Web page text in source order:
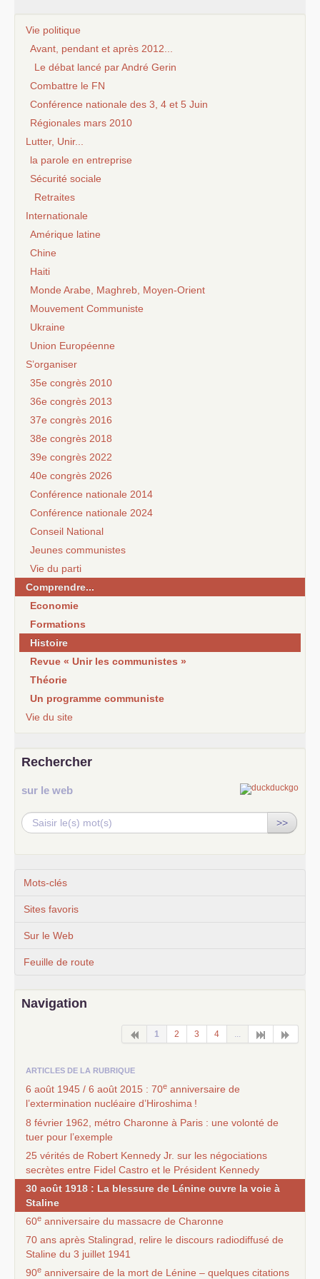
Vie politique
Avant, pendant et après 2012...
Le débat lancé par André Gerin
Combattre le FN
Conférence nationale des 3, 4 et 5 Juin
Régionales mars 2010
Lutter, Unir...
la parole en entreprise
Sécurité sociale
Retraites
Internationale
Amérique latine
Chine
Haiti
Monde Arabe, Maghreb, Moyen-Orient
Mouvement Communiste
Ukraine
Union Européenne
S’organiser
35e congrès 2010
36e congrès 2013
37e congrès 2016
38e congrès 2018
39e congrès 2022
40e congrès 2026
Conférence nationale 2014
Conférence nationale 2024
Conseil National
Jeunes communistes
Vie du parti
Comprendre...
Economie
Formations
Histoire
Revue « Unir les communistes »
Théorie
Un programme communiste
Vie du site
Rechercher
sur le web
>>
Mots-clés
Sites favoris
Sur le Web
Feuille de route
Navigation
1 2 3 4
ARTICLES DE LA RUBRIQUE
6 août 1945 / 6 août 2015 : 70e anniversaire de
l’extermination nucléaire d’Hiroshima !
8 février 1962, métro Charonne à Paris : une volonté de
tuer pour l’exemple
25 vérités de Robert Kennedy Jr. sur les négociations
secrètes entre Fidel Castro et le Président Kennedy
30 août 1918 : La blessure de Lénine ouvre la voie à
Staline
60e anniversaire du massacre de Charonne
70 ans après Stalingrad, relire le discours radiodiffusé de
Staline du 3 juillet 1941
90e anniversaire de la mort de Lénine – quelques citations